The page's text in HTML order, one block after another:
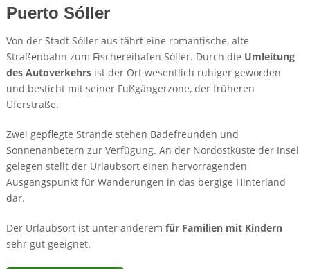
Puerto Sóller
Von der Stadt Sóller aus fährt eine romantische, alte
Straßenbahn zum Fischereihafen Sóller. Durch die Umleitung
des Autoverkehrsist der Ort wesentlich ruhiger geworden
und besticht mit seiner Fußgängerzone, der früheren
Uferstraße.
Zwei gepflegte Strände stehen Badefreunden und
Sonnenanbetern zur Verfügung. An der Nordostküste der Insel
gelegen stellt der Urlaubsort einen hervorragenden
Ausgangspunkt für Wanderungen in das bergige Hinterland
dar.
Der Urlaubsort ist unter anderem für Familien mit Kindern
sehr gut geeignet.